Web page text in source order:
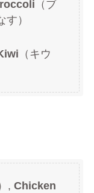
（ブ
す）
（キウ
, Chicken